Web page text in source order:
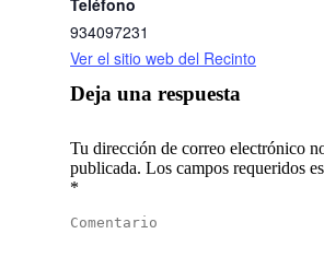
Teléfono
934097231
Ver el sitio web del Recinto
Deja una respuesta
Tu dirección de correo electrónico
publicada. Los campos requeridos
*
Comentario